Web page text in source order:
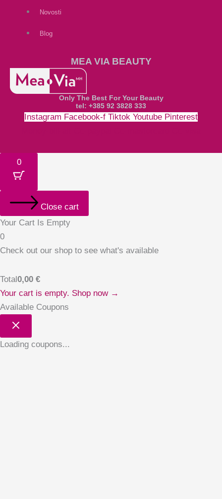
Novosti
Blog
MEA VIA BEAUTY
Only The Best For Your Beauty
tel: +385 92 3828 333
Instagram Facebook-f Tiktok Youtube Pinterest
0
Close cart
Your Cart Is Empty
0
Check out our shop to see what's available
Total0,00 €
Your cart is empty. Shop now →
Available Coupons
Loading coupons...